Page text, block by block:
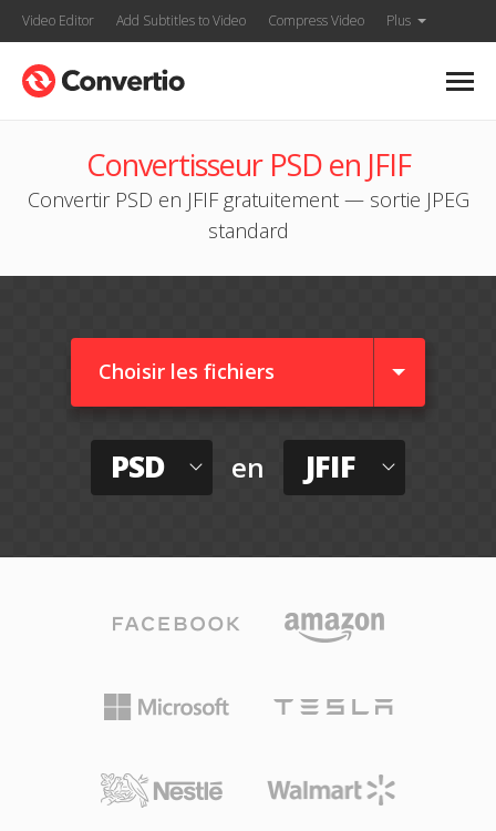
Video Editor Add Subtitles to Video Compress Video Plus
Convertisseur PSD en JFIF
Convertir PSD en JFIF gratuitement — sortie JPEG
standard
Choisir les fichiers
PSD en JFIF